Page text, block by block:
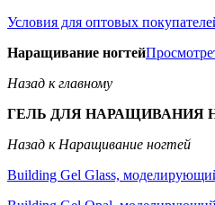
Условия для оптовых
Наращивание ногтей
Назад к главному
ГЕЛЬ ДЛЯ НАРАЩИВАНИЯ
Назад к Наращивание ногтей
Building Gel Glass,